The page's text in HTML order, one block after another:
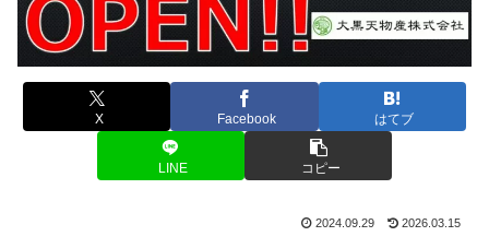
X Facebook はてブ
LINE コピー
2024.09.29 2026.03.15